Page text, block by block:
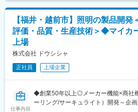
・移動手段：社用車、公共交通機関
・直行直帰：可
・営業担当は8名（20代～50代）、営
■入社後の流れやフォロー体制：
ら、製品や業界の知識を身に着けてい
※工場への試作の発注、現場研修・外
【福井・越前市】照明の製品開発
評価・品質・生産技術＞◆マイカ
上場
株式会社 ドウシシャ
正社員 上場企業
仕事内容
◆創業50年以上◎メーカー機能×商社
ーリング/サーキュライト）開発～企